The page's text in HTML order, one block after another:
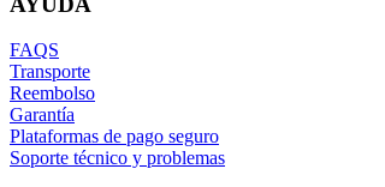
FAQS
Transporte
Reembolso
Garantía
Plataformas de pago seguro
Soporte técnico y problemas